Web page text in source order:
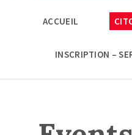
ACCUEIL
INSCRIPTION –